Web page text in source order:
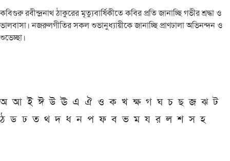
কবিগুরু রবীন্দ্রনাথ ঠাকুরের মৃত্যুবার্ষিকীতে কবির প্রতি জানাচ্ছি গভীর শ্রদ্ধা ও
ভালবাসা। নজরুলগীতির সকল শুভানুধ্যায়ীকে জানাচ্ছি প্রাণঢালা অভিনন্দন ও
শুভেচ্ছা।
অ আ ই ঈ উ ঊ এ ঐ ও ক খ ক্ষ গ ঘ চ ছ জ ঝ ট
ঠ ড ঢ ত থ দ ধ ন প ফ ব ভ ম য র ল শ স হ